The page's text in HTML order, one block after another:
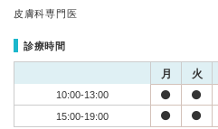
皮膚科専門医
診療時間
月 火
10:00-13:00
15:00-19:00